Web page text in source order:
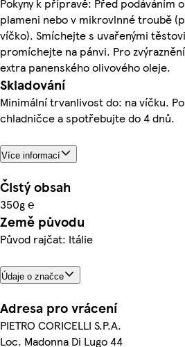
Pokyny k přípravě: Před podáváním
plameni nebo v mikrovlnné troubě
víčko). Smíchejte s uvařenými
promíchejte na pánvi. Pro
extra panenského olivového oleje.
Skladování
Minimální trvanlivost do: na víčku.
chladničce a spotřebujte do 4 dnů.
Více informací
Čistý obsah
350g ℮
Země původu
Původ rajčat: Itálie
Údaje o značce
Adresa pro vrácení
PIETRO CORICELLI S.P.A.
Loc. Madonna Di Lugo 44